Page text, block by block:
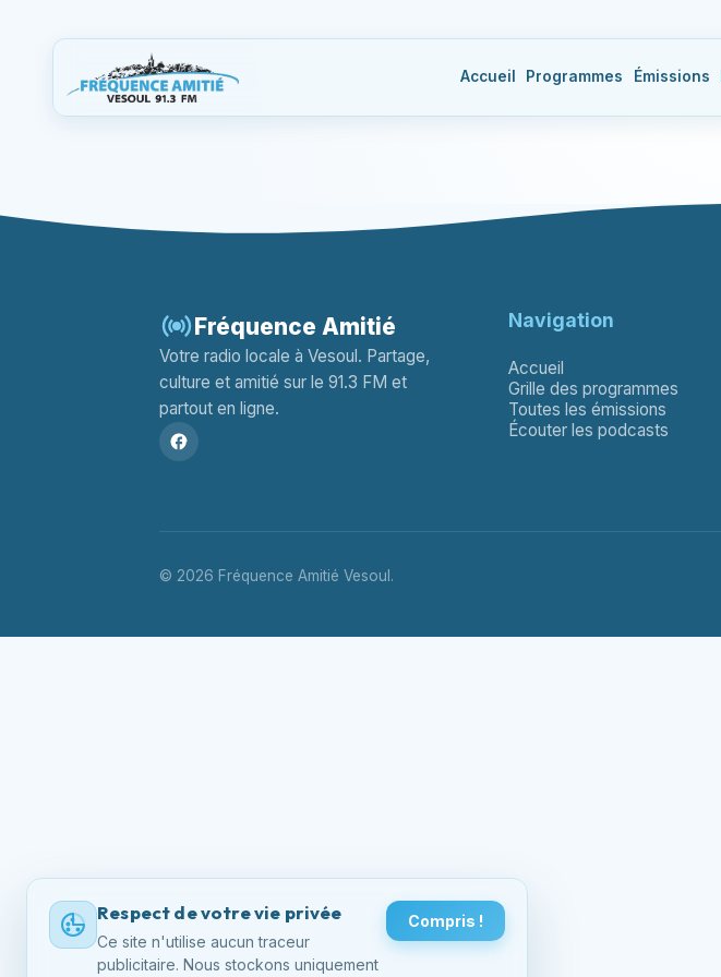
Respect de votre vie privée
Ce site n'utilise aucun traceur
publicitaire. Nous stockons uniquement
Compris !
Accueil Programmes Émissions
Fréquence Amitié
Votre radio locale à Vesoul. Partage,
culture et amitié sur le 91.3 FM et
partout en ligne.
Navigation
Accueil
Grille des programmes
Toutes les émissions
Écouter les podcasts
© 2026 Fréquence Amitié Vesoul.